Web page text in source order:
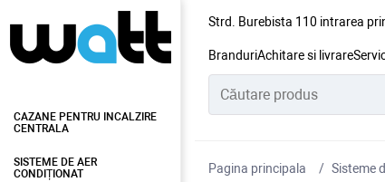
Strd. Burebista 110 intrarea
BranduriAchitare si livrare
CAZANE PENTRU INCALZIRE
CENTRALA
SISTEME DE AER
CONDIȚIONAT
Pagina principala Sisteme